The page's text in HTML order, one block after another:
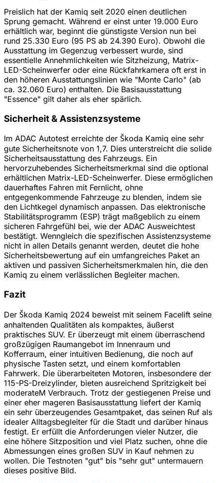
Preislich hat der Kamiq seit 2020 einen deutlichen
Sprung gemacht. Während er einst unter 19.000 Euro
erhältlich war, beginnt die günstigste Version nun bei
rund 25.330 Euro (95 PS ab 24.390 Euro). Obwohl die
Ausstattung im Gegenzug verbessert wurde, sind
essentielle Annehmlichkeiten wie Sitzheizung, Matrix-
LED-Scheinwerfer oder eine Rückfahrkamera oft erst in
den höheren Ausstattungslinien wie "Monte Carlo" (ab
ca. 32.060 Euro) enthalten. Die Basisausstattung
"Essence" gilt daher als eher spärlich.
Sicherheit & Assistenzsysteme
Im ADAC Autotest erreichte der Škoda Kamiq eine sehr
gute Sicherheitsnote von 1,7. Dies unterstreicht die solide
Sicherheitsausstattung des Fahrzeugs. Ein
hervorzuhebendes Sicherheitsmerkmal sind die optional
erhältlichen Matrix-LED-Scheinwerfer. Diese ermöglichen
dauerhaftes Fahren mit Fernlicht, ohne
entgegenkommende Fahrzeuge zu blenden, indem sie
den Lichtkegel dynamisch anpassen. Das elektronische
Stabilitätsprogramm (ESP) trägt maßgeblich zu einem
sicheren Fahrgefühl bei, wie der ADAC Ausweichtest
bestätigt. Wenngleich die spezifischen Assistenzsysteme
nicht in allen Details genannt werden, deutet die hohe
Sicherheitsbewertung auf ein umfangreiches Paket an
aktiven und passiven Sicherheitsmerkmalen hin, die den
Kamiq zu einem verlässlichen Begleiter machen.
Fazit
Der Škoda Kamiq 2024 beweist mit seinem Facelift seine
anhaltenden Qualitäten als kompaktes, äußerst
praktisches SUV. Er überzeugt mit einem überraschend
großzügigen Raumangebot im Innenraum und
Kofferraum, einer intuitiven Bedienung, die noch auf
physische Tasten setzt, und einem komfortablen
Fahrwerk. Die überarbeiteten Motoren, insbesondere der
115-PS-Dreizylinder, bieten ausreichend Spritzigkeit bei
moderateM Verbrauch. Trotz der gestiegenen Preise und
einer eher mageren Basisausstattung liefert der Kamiq
ein sehr überzeugendes Gesamtpaket, das seinen Ruf als
idealer Alltagsbegleiter für die Stadt und darüber hinaus
festigt. Er erfüllt die Anforderungen vieler Nutzer, die
eine höhere Sitzposition und viel Platz suchen, ohne die
Abmessungen eines großen SUV in Kauf nehmen zu
wollen. Die Testnoten "gut" bis "sehr gut" untermauern
dieses positive Bild.